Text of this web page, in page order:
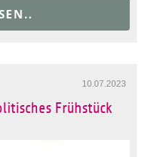
10.07.2023
Frühstück